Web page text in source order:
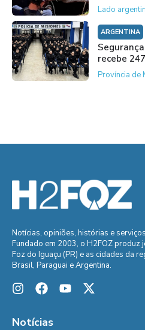
Lado
ARGENTINA
recebe
Província de
Notícias, opiniões, histórias e
Fundado em 2003, o H2FOZ
Foz do Iguaçu (PR) e as cidades da
Brasil, Paraguai e Argentina.
Notícias